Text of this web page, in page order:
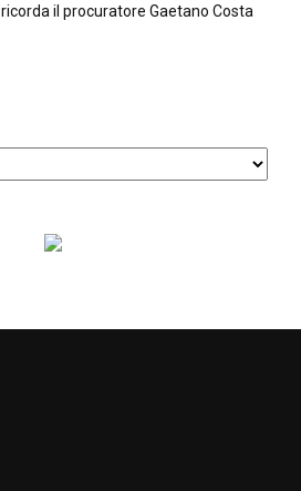
il procuratore Gaetano Costa